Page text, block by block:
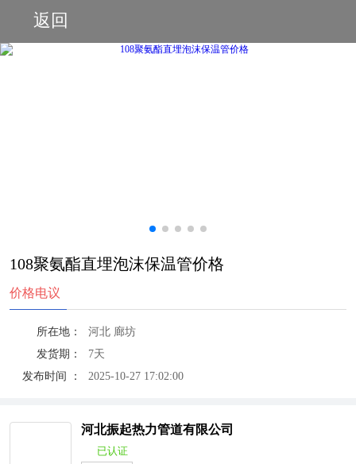
返回
108聚氨酯直埋泡沫保温管价格
价格电议
所在地：
河北 廊坊
发货期：
7天
发布时间 ：
2025-10-27 17:02:00
河北振起热力管道有限公司
已认证